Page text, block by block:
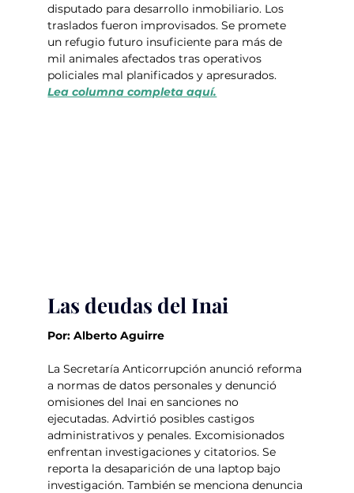
disputado para desarrollo inmobiliario. Los
traslados fueron improvisados. Se promete
un refugio futuro insuficiente para más de
mil animales afectados tras operativos
policiales mal planificados y apresurados.
Lea columna completa aquí.
Las deudas del Inai
Por: Alberto Aguirre
La Secretaría Anticorrupción anunció reforma
a normas de datos personales y denunció
omisiones del Inai en sanciones no
ejecutadas. Advirtió posibles castigos
administrativos y penales. Excomisionados
enfrentan investigaciones y citatorios. Se
reporta la desaparición de una laptop bajo
investigación. También se menciona denuncia